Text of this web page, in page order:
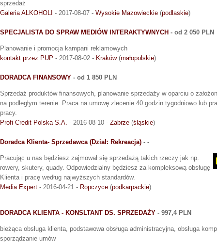
sprzedaż
Galeria ALKOHOLI - 2017-08-07 - Wysokie Mazowieckie (podlaskie)
SPECJALISTA DO SPRAW MEDIÓW INTERAKTYWNYCH - od 2 050 PLN
Planowanie i promocja kampani reklamowych
kontakt przez PUP - 2017-08-02 - Kraków(małopolskie)
DORADCA FINANSOWY - od 1 850 PLN
Sprzedaż produktów finansowych, planowanie sprzedaży w oparciu o
na podległym terenie. Praca na umowę zlecenie 40 godzin tygodniowo lub
pracy.
Profi Credit Polska S.A. - 2016-08-10 - Zabrze (śląskie)
Doradca Klienta- Sprzedawca (Dział: Rekreacja) - -
Pracując u nas będziesz zajmował się sprzedażą takich rzeczy jak np.
rowery, skutery, quady. Odpowiedzialny będziesz za kompleksową obsługę
Klienta i pracę według najwyższych standardów.
Media Expert - 2016-04-21 - Ropczyce (podkarpackie)
DORADCA KLIENTA - KONSLTANT DS. SPRZEDAŻY - 997,4 PLN
bieżąca obsługa klienta, podstawowa obsługa administracyjna, obsługa
sporządzanie umów